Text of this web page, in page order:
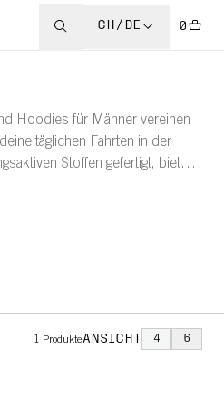
CH/DE 0
Hoodies für Männer vereinen
täglichen Fahrten in der
Stoffen gefertigt, bieten
egal, ob du auf dem Rad
1 ProdukteANSICHT 4 6